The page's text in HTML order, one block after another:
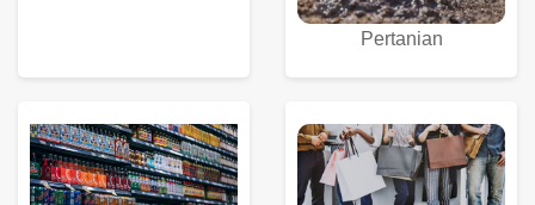
Pertanian